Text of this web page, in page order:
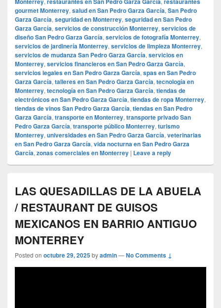
gourmet Monterrey, salud en San Pedro Garza García, San Pedro
Garza García, seguridad en Monterrey, seguridad en San Pedro
Garza García, servicios de construcción Monterrey, servicios de
diseño San Pedro Garza García, servicios de fotografía Monterrey,
servicios de jardinería Monterrey, servicios de limpieza Monterrey,
servicios de mudanza San Pedro Garza García, servicios en
Monterrey, servicios financieros en San Pedro Garza García,
servicios legales en San Pedro Garza García, spas en San Pedro
Garza García, talleres en San Pedro Garza García, tecnología en
Monterrey, tecnología en San Pedro Garza García, tiendas de
electrónicos en San Pedro Garza García, tiendas de ropa Monterrey,
tiendas de vinos San Pedro Garza García, tiendas en San Pedro
Garza García, transporte en Monterrey, transporte privado San
Pedro Garza García, transporte público Monterrey, turismo
Monterrey, universidades en San Pedro Garza García, veterinarias
en San Pedro Garza García, vida nocturna en San Pedro Garza
García, zonas comerciales en Monterrey | Leave a reply
LAS QUESADILLAS DE LA ABUELA
/ RESTAURANT DE GUISOS
MEXICANOS EN BARRIO ANTIGUO
MONTERREY
Posted on octubre 29, 2025byadmin—No Comments ↓